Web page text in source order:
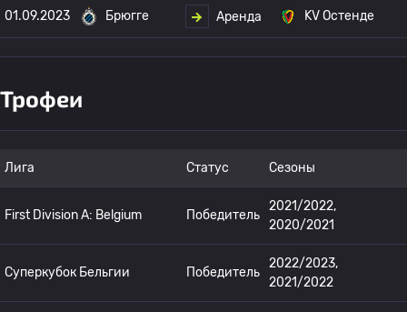
01.09.2023 Брюгге Аренда KV Остенде
Трофеи
Лига Статус Сезоны
First Division A: Belgium Победитель
2021/2022,
2020/2021
Суперкубок Бельгии Победитель
2022/2023,
2021/2022